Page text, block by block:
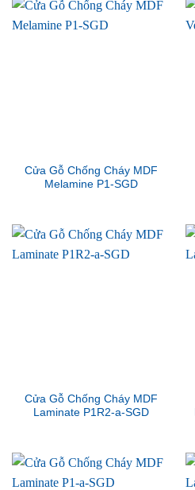
Cửa Gỗ Chống Cháy MDF
Melamine P1-SGD
Cửa Gỗ Chống Cháy MDF
Laminate P1R2-a-SGD